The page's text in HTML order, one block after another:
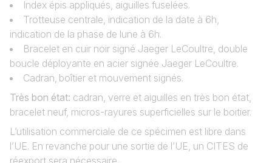
Index épis appliqués, aiguilles fuselées.
Trotteuse centrale, indication de la date à 6h,
indication de la phase de lune à 6h.
Bracelet en cuir noir signé Jaeger LeCoultre, double
boucle déployante en acier signée Jaeger LeCoultre.
Cadran‚ boîtier et mouvement signés.
Très bon état: cadran, verre et aiguilles en très bon état,
bracelet neuf, micros-rayures superficielles sur le boitier.
L’utilisation commerciale de ce spécimen est libre dans
l’UE. En revanche pour une sortie de l’UE, un CITES de